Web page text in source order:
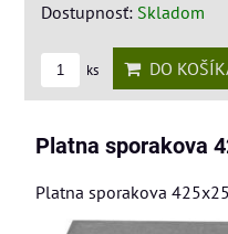
Dostupnosť: Skladom
ks DO
Platna sporakova
Platna sporakova